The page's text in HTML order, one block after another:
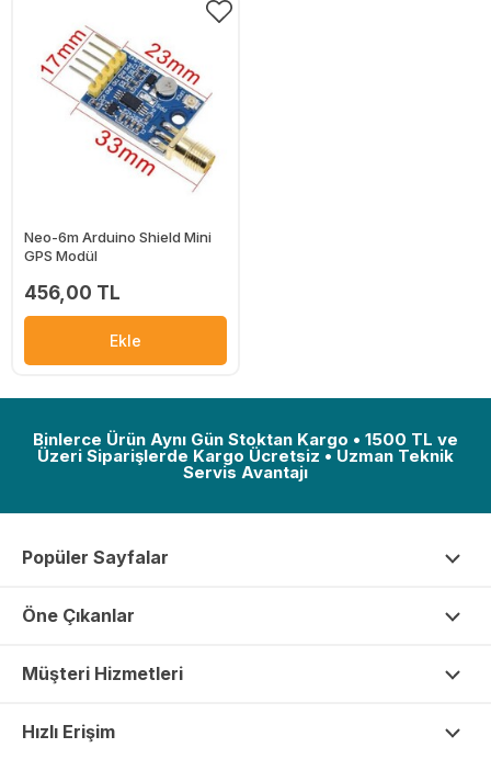
Neo-6m Arduino Shield Mini
GPS Modül
456,00 TL
Ekle
Binlerce Ürün Aynı Gün Stoktan Kargo • 1500 TL ve
Üzeri Siparişlerde Kargo Ücretsiz • Uzman Teknik
Servis Avantajı
Popüler Sayfalar
Öne Çıkanlar
Müşteri Hizmetleri
Hızlı Erişim